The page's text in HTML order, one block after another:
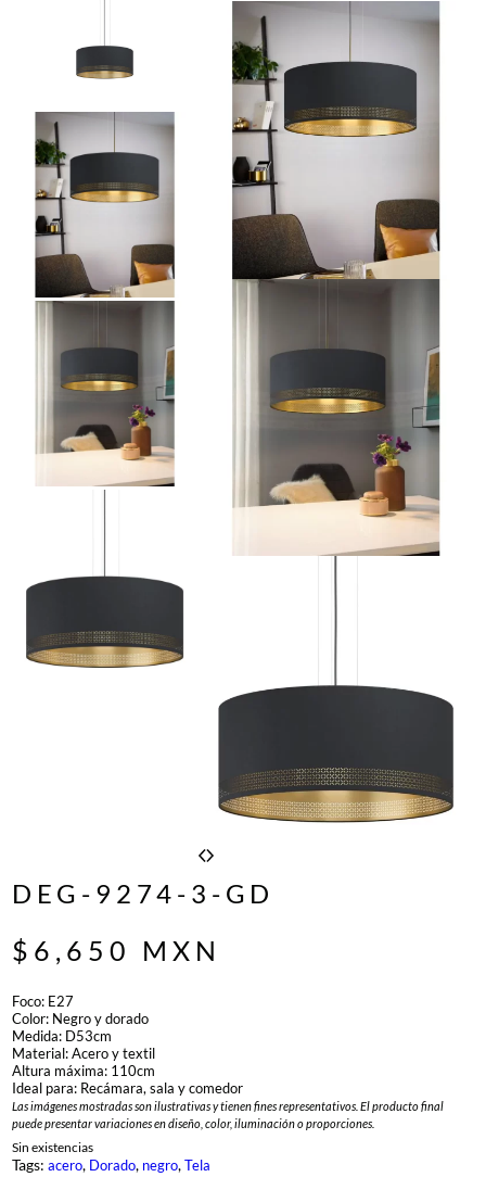
DEG-9274-3-GD
$ 6,650 MXN
Foco: E27
Color: Negro y dorado
Medida: D53cm
Material: Acero y textil
Altura máxima: 110cm
Ideal para: Recámara, sala y comedor
Las imágenes mostradas son ilustrativas y tienen fines representativos. El producto final
puede presentar variaciones en diseño, color, iluminación o proporciones.
Sin existencias
Tags: acero, Dorado, negro, Tela